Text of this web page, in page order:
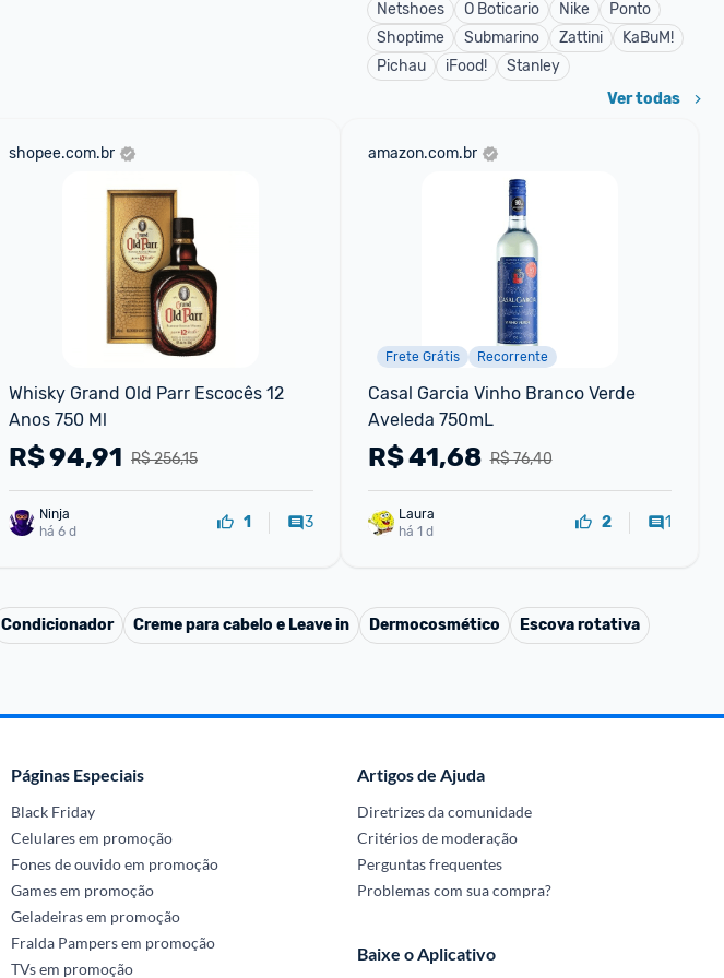
Netshoes
O Boticario Nike
Ponto
Shoptime
Submarino Zattini
KaBuM!
Pichau
iFood! Stanley
Ver todas
shopee.com.br
Whisky Grand Old Parr Escocês 12
Anos 750 Ml
R$ 256,15
R$94,91
há 6 d
1 3
amazon.com.br
Frete Grátis Recorrente
Casal Garcia Vinho Branco Verde
Aveleda 750mL
R$ 76,40
R$41,68
Laura
há 1 d
2 1
Condicionador Creme para cabelo e Leave in Dermocosmético Escova rotativa
Páginas Especiais
Black Friday
Celulares em promoção
Fones de ouvido em promoção
Games em promoção
Geladeiras em promoção
Fralda Pampers em promoção
TVs em promoção
Artigos de Ajuda
Diretrizes da comunidade
Critérios de moderação
Perguntas frequentes
Problemas com sua compra?
Baixe o Aplicativo